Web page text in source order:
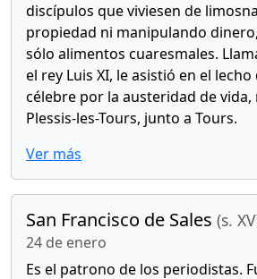
discípulos que viviesen de
propiedad ni manipulando
sólo alimentos cuaresmales.
el rey Luis XI, le asistió en el
célebre por la austeridad de vida,
Plessis-les-Tours, junto a Tours.
Ver más
San Francisco de Sales (s.
24 de enero
Es el patrono de los periodistas.